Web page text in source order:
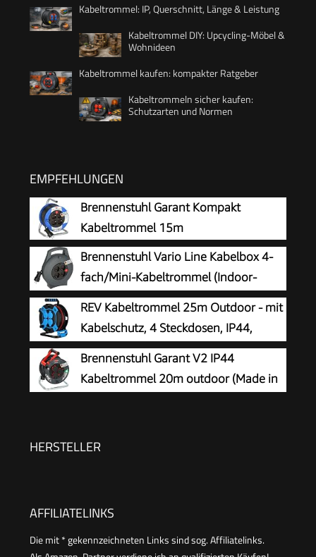
Kabeltrommel: IP, Querschnitt, Länge & Leistung
Kabeltrommel DIY: Upcycling-Möbel &
Wohnideen
Kabeltrommel kaufen: kompakter Ratgeber
Kabeltrommeln sicher kaufen:
Schutzarten und Normen
EMPFEHLUNGEN
Brennenstuhl Garant Kompakt
Kabeltrommel 15m
Brennenstuhl Vario Line Kabelbox 4-
fach/Mini-Kabeltrommel (Indoor-
Kabeltrommel für Haushalt, 10m
Kabel, Made in Germany) anthrazit
REV Kabeltrommel 25m Outdoor - mit
Kabelschutz, 4 Steckdosen, IP44,
schwarz
Brennenstuhl Garant V2 IP44
Kabeltrommel 20m outdoor (Made in
HERSTELLER
AFFILIATELINKS
Die mit * gekennzeichneten Links sind sog. Affiliatelinks.